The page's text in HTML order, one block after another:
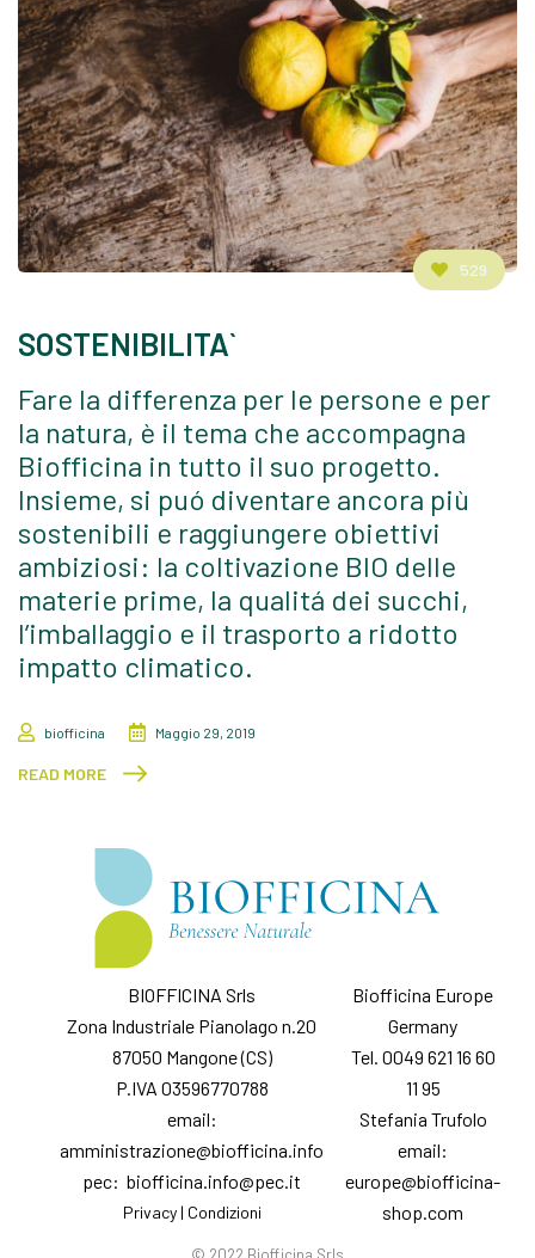
529
SOSTENIBILITA`
Fare la differenza per le persone e per
la natura, è il tema che accompagna
Biofficina in tutto il suo progetto.
Insieme, si puó diventare ancora più
sostenibili e raggiungere obiettivi
ambiziosi: la coltivazione BIO delle
materie prime, la qualitá dei succhi,
l’imballaggio e il trasporto a ridotto
impatto climatico.
biofficina Maggio 29, 2019
READ MORE
BIOFFICINA Srls
Zona Industriale Pianolago n.20
87050 Mangone (CS)
P.IVA 03596770788
email:
amministrazione@biofficina.info
pec: biofficina.info@pec.it
Privacy| Condizioni
Biofficina Europe
Germany
Tel. 0049 621 16 60
11 95
Stefania Trufolo
email:
europe@biofficina-
shop.com